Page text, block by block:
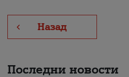
Назад
Последни новости